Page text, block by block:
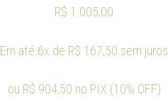
R$ 1.005,00
Em até 6x de R$ 167,50 sem juros
ou R$ 904,50 no PIX (10% OFF)